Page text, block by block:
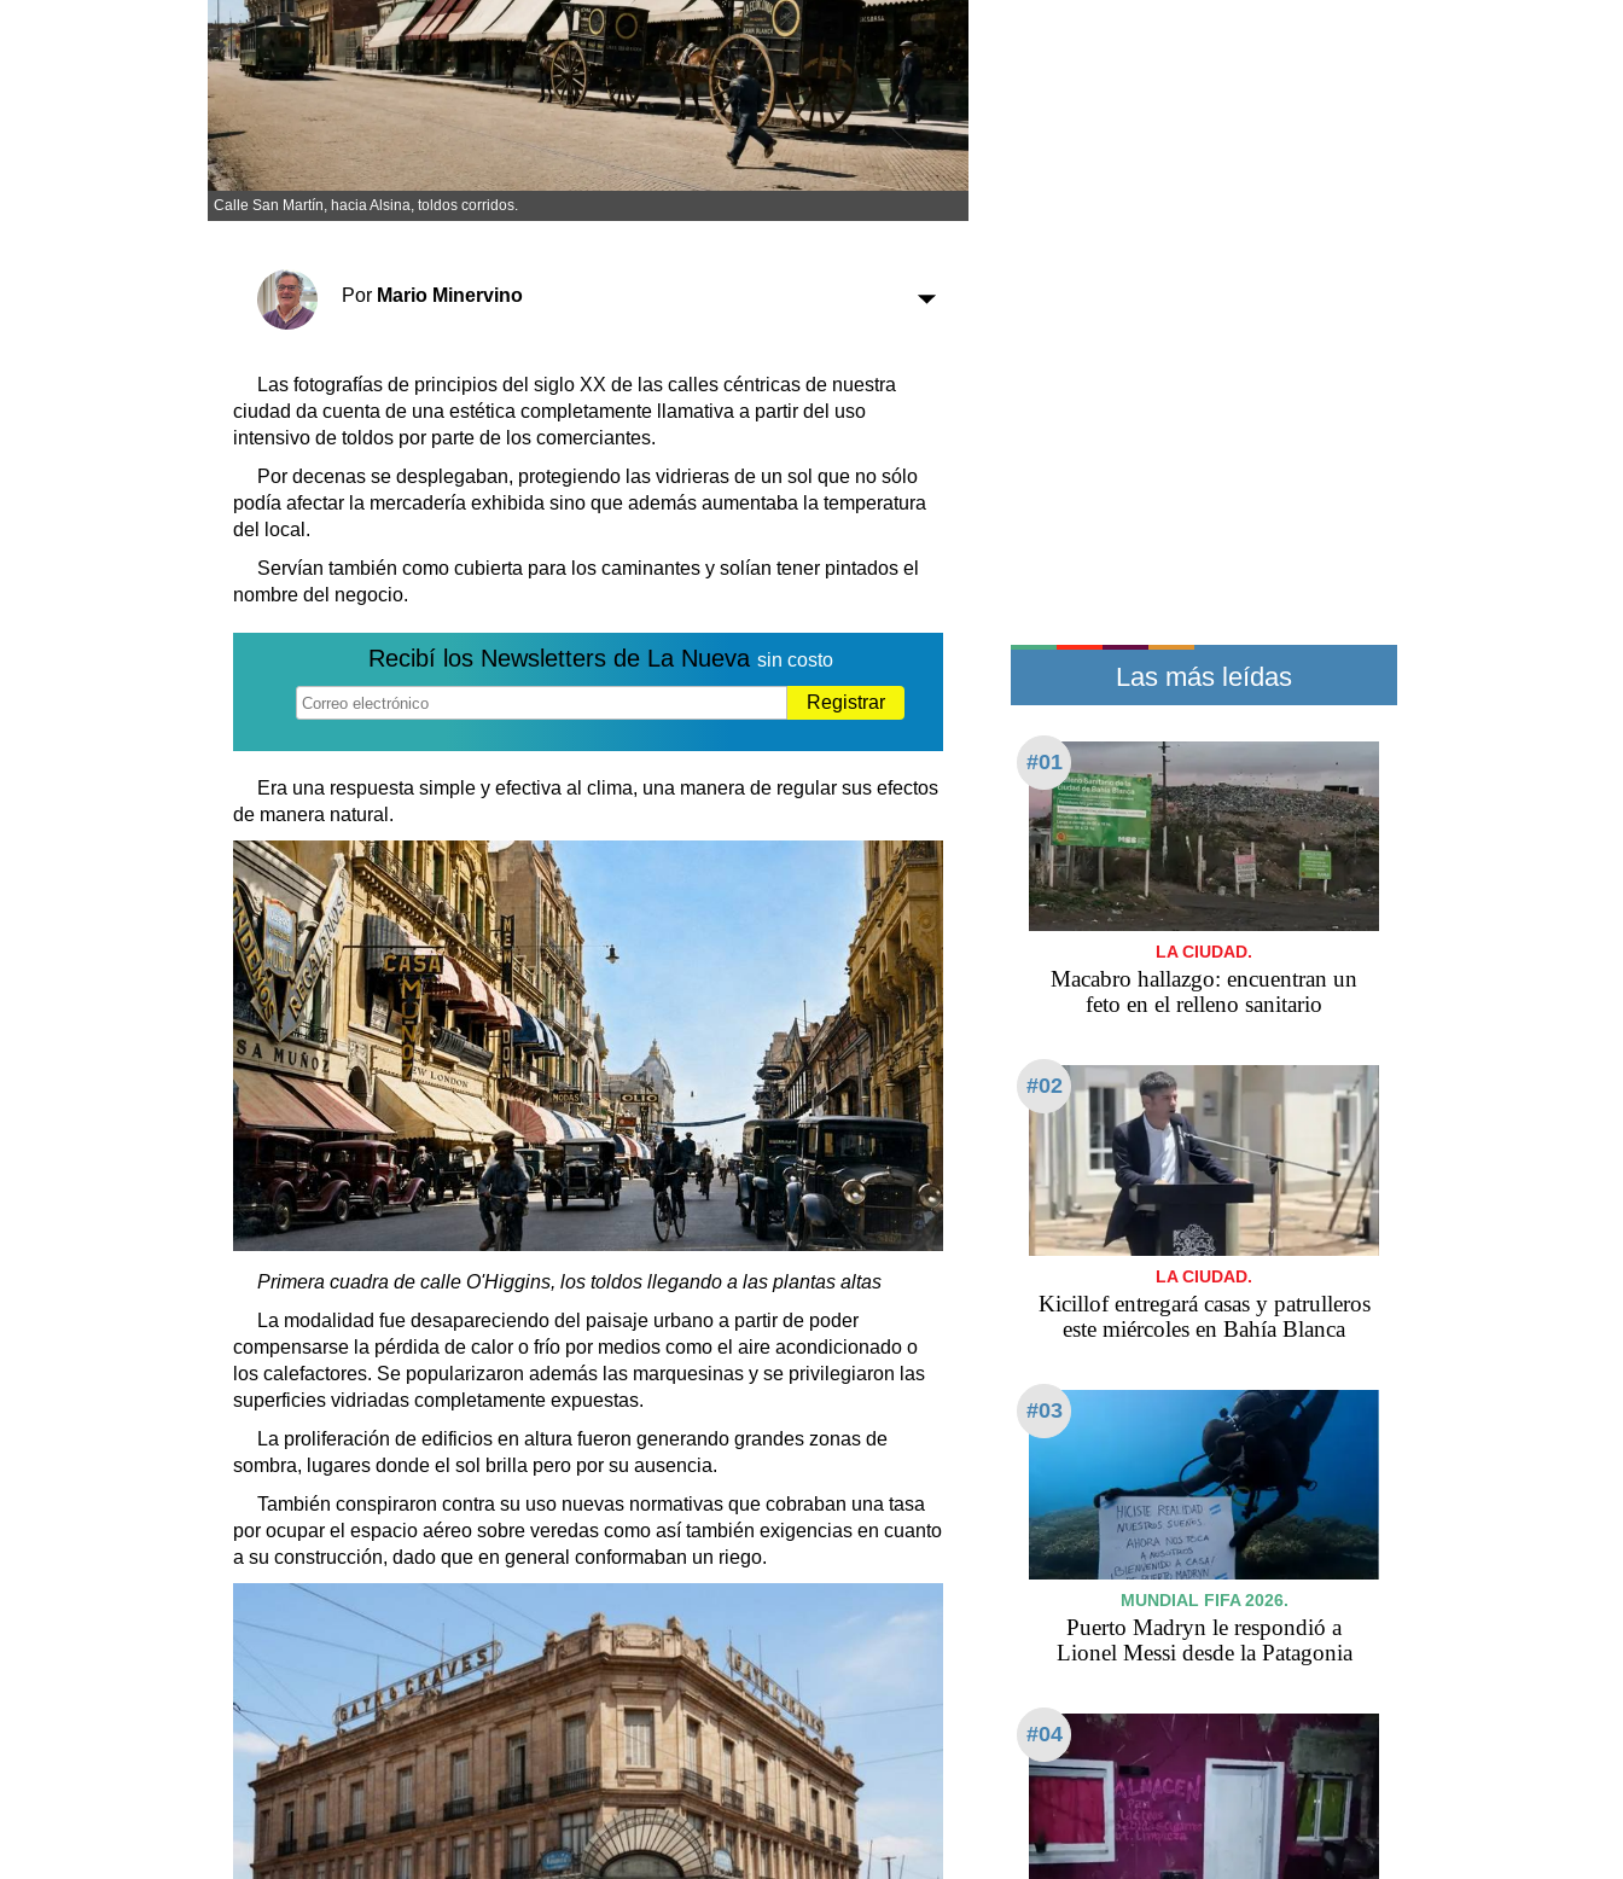
Sociedad y tiempo libre
Sociedad
Tecnología
Turismo
Salud
El tiempo
Fúnebres
Horóscopo
Suplementos
Transportes
Loterías
Fúnebres
Edictos
Calle San Martín, hacia Alsina, toldos corridos.
Por Mario Minervino
Las fotografías de principios del siglo XX de las calles céntricas de nuestra
ciudad da cuenta de una estética completamente llamativa a partir del uso
intensivo de toldos por parte de los comerciantes.
Por decenas se desplegaban, protegiendo las vidrieras de un sol que no sólo
podía afectar la mercadería exhibida sino que además aumentaba la temperatura
del local.
Servían también como cubierta para los caminantes y solían tener pintados el
nombre del negocio.
Recibí los Newsletters de La Nueva sin costo
Registrar
Era una respuesta simple y efectiva al clima, una manera de regular sus efectos
de manera natural.
Primera cuadra de calle O'Higgins, los toldos llegando a las plantas altas
La modalidad fue desapareciendo del paisaje urbano a partir de poder
compensarse la pérdida de calor o frío por medios como el aire acondicionado o
los calefactores. Se popularizaron además las marquesinas y se privilegiaron las
superficies vidriadas completamente expuestas.
La proliferación de edificios en altura fueron generando grandes zonas de
sombra, lugares donde el sol brilla pero por su ausencia.
También conspiraron contra su uso nuevas normativas que cobraban una tasa
por ocupar el espacio aéreo sobre veredas como así también exigencias en cuanto
a su construcción, dado que en general conformaban un riego.
Las más leídas
#01
LA CIUDAD.
Macabro hallazgo: encuentran un
feto en el relleno sanitario
#02
LA CIUDAD.
Kicillof entregará casas y patrulleros
este miércoles en Bahía Blanca
#03
MUNDIAL FIFA 2026.
Puerto Madryn le respondió a
Lionel Messi desde la Patagonia
#04